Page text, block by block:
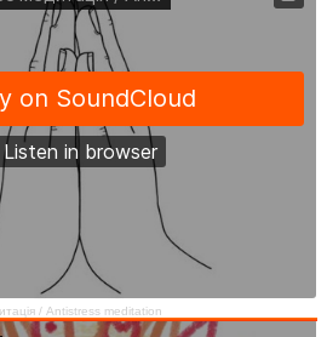
/ Аntistress meditation